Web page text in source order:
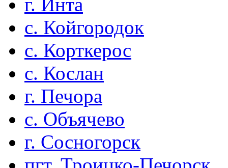
с. Койгородок
с. Корткерос
с. Кослан
г. Печора
с. Объячево
г. Сосногорск